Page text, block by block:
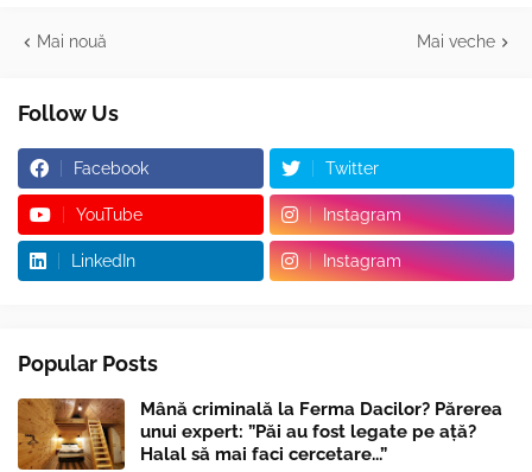
Mai nouă Mai veche
Follow Us
Facebook Twitter
YouTube Instagram
LinkedIn Instagram
Popular Posts
Mână criminală la Ferma Dacilor? Părerea
unui expert: ”Păi au fost legate pe ață?
Halal să mai faci cercetare...”